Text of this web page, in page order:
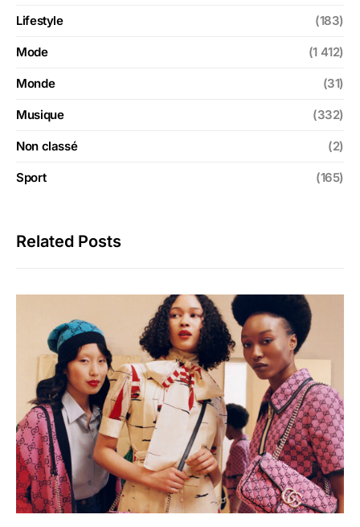
Lifestyle (183)
Mode (1 412)
Monde (31)
Musique (332)
Non classé (2)
Sport (165)
Related Posts